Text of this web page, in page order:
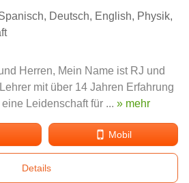
Deutsch, English, Physik,
Herren, Mein Name ist RJ und
mit über 14 Jahren Erfahrung
Leidenschaft für ... » mehr
Mobil
Details